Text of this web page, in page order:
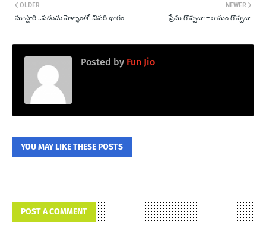
NEWER
ప్రేమ గొప్పదా – కామం గొప్పదా
OLDER
మాస్టారి ..పడుచు పెళ్ళాంతో చివరి భాగం
Posted by Fun Jio
YOU MAY LIKE THESE POSTS
POST A COMMENT